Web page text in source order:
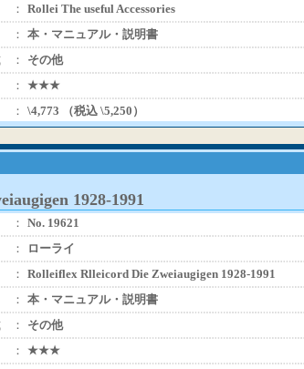
： Rollei The useful Accessories
： 本・マニュアル・説明書
：
その他
： ★★★
： \4,773 （税込 \5,250）
1928-1991
： No. 19621
：
ローライ
： Rolleiflex Rlleicord Die Zweiaugigen 1928-1991
： 本・マニュアル・説明書
：
その他
： ★★★